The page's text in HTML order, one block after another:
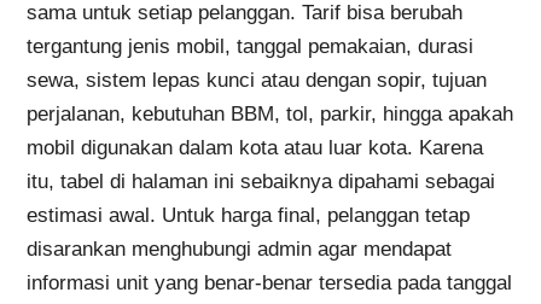
sama untuk setiap pelanggan. Tarif bisa berubah
tergantung jenis mobil, tanggal pemakaian, durasi
sewa, sistem lepas kunci atau dengan sopir, tujuan
perjalanan, kebutuhan BBM, tol, parkir, hingga apakah
mobil digunakan dalam kota atau luar kota. Karena
itu, tabel di halaman ini sebaiknya dipahami sebagai
estimasi awal. Untuk harga final, pelanggan tetap
disarankan menghubungi admin agar mendapat
informasi unit yang benar-benar tersedia pada tanggal